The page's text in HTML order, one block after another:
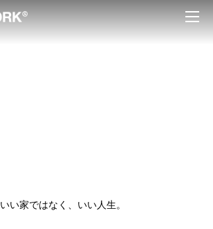
いい家ではなく、いい人生。